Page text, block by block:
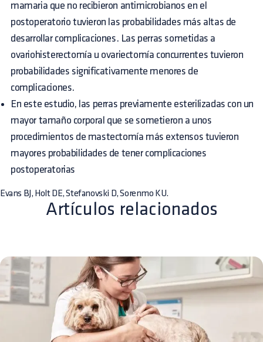
mamaria que no recibieron antimicrobianos en el
postoperatorio tuvieron las probabilidades más altas de
desarrollar complicaciones. Las perras sometidas a
ovariohisterectomía u ovariectomía concurrentes tuvieron
probabilidades significativamente menores de
complicaciones.
En este estudio, las perras previamente esterilizadas con un
mayor tamaño corporal que se sometieron a unos
procedimientos de mastectomía más extensos tuvieron
mayores probabilidades de tener complicaciones
postoperatorias
Evans BJ, Holt DE, Stefanovski D, Sorenmo KU.
Artículos relacionados